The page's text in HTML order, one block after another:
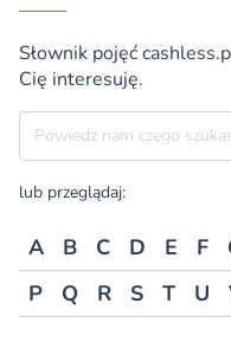
Słownik pojęć
Cię interesuję.
Szukane hasło
lub przeglądaj:
A B C D E F
P
Q R S T U